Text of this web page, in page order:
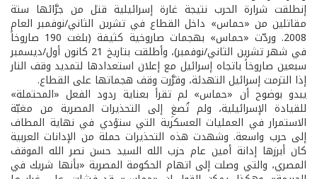
إنطلقت شرارة الحرب نتيجة غارة إسرائيلية قتل من جرَّائها ستة
مقاتلين من «حماس» داخل القطاع في تشرين الثاني/نوفمبر العام
2008. وردّت «حماس» بهجمات صاروخية كثيفة (بلغت 190 صاروخاً
في شهر تشرين الثاني/نوفمبر)، وأطلقت بتاريخ 21 كانون أول/ديسمبر
سبعين صاروخاً باتجاه إسرائيل مع إعلان استعدادها لتمديد وقف النار
إذا التزمت إسرائيل التهدئة، وقرَّرت وقف هجماتها على القطاع.
يبدو بوضوح أن «حماس» لم تقرأ بعناية ردود الفعل «المحتملة»
للقيادة الإسرائيلية، ولم تُصغِ إلى التحذيرات المصرية من مغبّة
الاستمرار في العمليات العسكرية التي ستؤدي في نهاية المطاف
إلى حرب واسعة. وشهدت هذه التحذيرات حملة من الإدانات العربية
كان أبرزها إدانة أمين عام حزب الله السيد حسن نصر الله الموقف
المصري، والتي وصلت إلى اتهام الحكومة المصرية «بأنها شريك في